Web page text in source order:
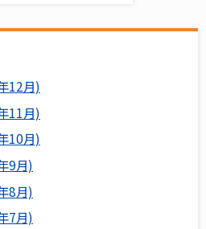
12月)
11月)
10月)
9月)
8月)
7月)